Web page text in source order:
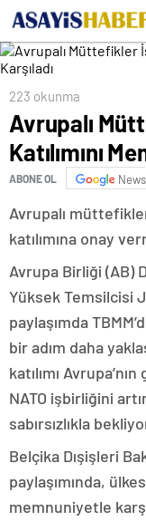
223 okunma
Avrupalı
Katılımını
ABONE OL News
Avrupalı
katılımına onay
Avrupa Birliği (AB)
Yüksek Temsilcisi
paylaşımda
bir adım daha
katılımı
NATO işbirliğini
sabırsızlıkla
Belçika Dışişleri
paylaşımında,
memnuniyetle